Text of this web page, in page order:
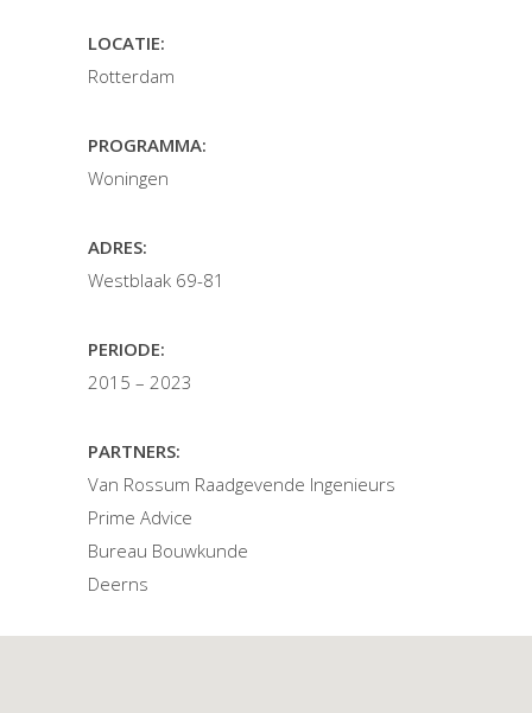
LOCATIE:
Rotterdam
PROGRAMMA:
Woningen
ADRES:
Westblaak 69-81
PERIODE:
2015 – 2023
PARTNERS:
Van Rossum Raadgevende Ingenieurs
Prime Advice
Bureau Bouwkunde
Deerns